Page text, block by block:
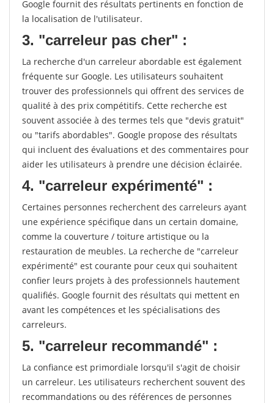
Google fournit des résultats pertinents en fonction de
la localisation de l'utilisateur.
3. "carreleur pas cher" :
La recherche d'un carreleur abordable est également
fréquente sur Google. Les utilisateurs souhaitent
trouver des professionnels qui offrent des services de
qualité à des prix compétitifs. Cette recherche est
souvent associée à des termes tels que "devis gratuit"
ou "tarifs abordables". Google propose des résultats
qui incluent des évaluations et des commentaires pour
aider les utilisateurs à prendre une décision éclairée.
4. "carreleur expérimenté" :
Certaines personnes recherchent des carreleurs ayant
une expérience spécifique dans un certain domaine,
comme la couverture / toiture artistique ou la
restauration de meubles. La recherche de "carreleur
expérimenté" est courante pour ceux qui souhaitent
confier leurs projets à des professionnels hautement
qualifiés. Google fournit des résultats qui mettent en
avant les compétences et les spécialisations des
carreleurs.
5. "carreleur recommandé" :
La confiance est primordiale lorsqu'il s'agit de choisir
un carreleur. Les utilisateurs recherchent souvent des
recommandations ou des références de personnes